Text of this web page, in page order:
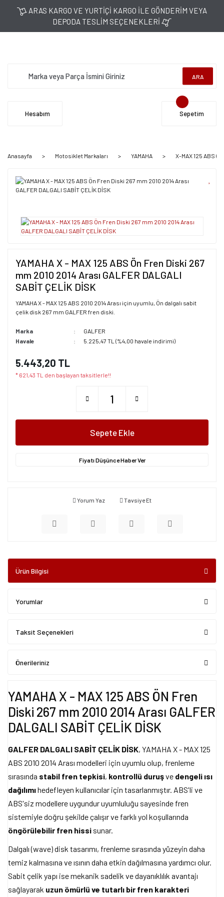
ARAS KARGO VE YURTİÇİ KARGO İLE GÖNDERİM VEYA
DEPODA TESLİM SEÇENEKLERİ
ARA
Hesabım Sepetim
Anasayfa Motosiklet Markaları YAMAHA X-MAX 125 ABS
YAMAHA X - MAX 125 ABS Ön Fren Diski 267
mm 2010 2014 Arası GALFER DALGALI
SABİT ÇELİK DİSK
YAMAHA X - MAX 125 ABS 2010 2014 Arası için uyumlu, Ön dalgalı sabit
çelik disk 267 mm GALFER fren diski.
Marka
GALFER
Havale
5.225,47 TL (%4,00 havale indirimi)
5.443,20 TL
* 621,43 TL den başlayan taksitlerle!!
Sepete Ekle
Fiyatı Düşünce Haber Ver
Yorum Yaz Tavsiye Et
Ürün Bilgisi
Yorumlar
Taksit Seçenekleri
Önerileriniz
YAMAHA X - MAX 125 ABS ÖN Fren
Diski 267 mm 2010 2014 Arası GALFER
DALGALI SABİT ÇELİK DİSK
GALFER DALGALI SABİT ÇELİK DİSK, YAMAHA X - MAX 125
ABS 2010 2014 Arası modelleri için uyumlu olup, frenleme
sırasında stabil fren tepkisi, kontrollü duruşve dengeli ısı
dağılımıhedefleyen kullanıcılar için tasarlanmıştır. ABS'li ve
ABS'siz modellere uygundur uyumluluğu sayesinde fren
sistemiyle doğru şekilde çalışır ve farklı yol koşullarında
öngörülebilir fren hissi sunar.
Dalgalı (wave) disk tasarımı, frenleme sırasında yüzeyin daha
temiz kalmasına ve ısının daha etkin dağılmasına yardımcı olur.
Sabit çelik yapı ise mekanik sadelik ve dayanıklılık avantajı
sağlayarak uzun ömürlü ve tutarlı bir fren karakteri